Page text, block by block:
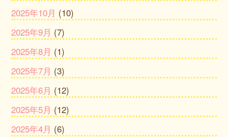
2025年10月 (10)
2025年9月 (7)
2025年8月 (1)
2025年7月 (3)
2025年6月 (12)
2025年5月 (12)
2025年4月 (6)